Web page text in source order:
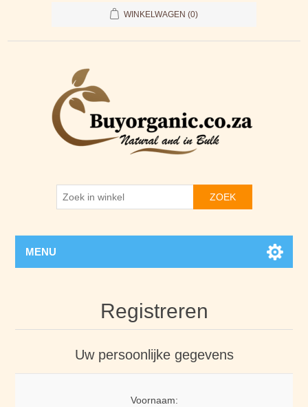
WINKELWAGEN (0)
ZOEK
MENU
Registreren
Uw persoonlijke gegevens
Voornaam: